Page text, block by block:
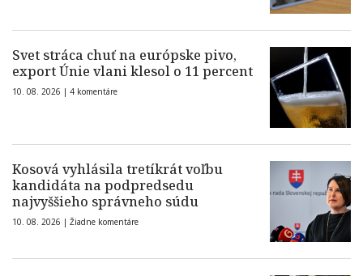
Svet stráca chuť na európske pivo,
export Únie vlani klesol o 11 percent
10. 08. 2026 | 4 komentáre
Kosová vyhlásila tretíkrát voľbu
kandidáta na podpredsedu
najvyššieho správneho súdu
10. 08. 2026 | Žiadne komentáre